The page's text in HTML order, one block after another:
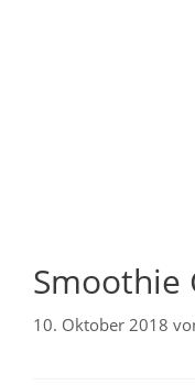
Smoothie
10. Oktober 2018